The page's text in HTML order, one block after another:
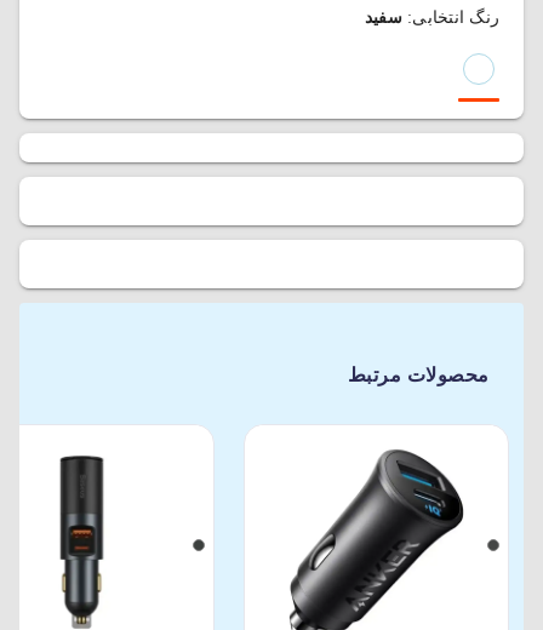
رنگ انتخابی:سفید
محصولات مرتبط